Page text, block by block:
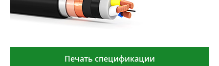
Печать спецификации